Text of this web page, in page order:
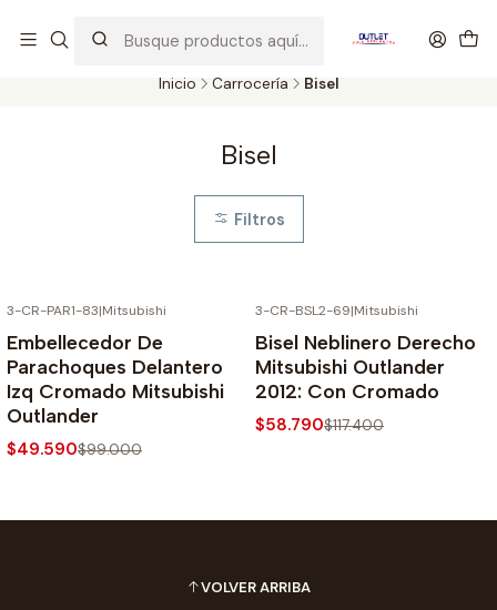
probados con altos estándares de calidad.
Inicio Carrocería Bisel
Bisel
Filtros
3-CR-PAR1-83|Mitsubishi
Embellecedor De
Parachoques Delantero
Izq Cromado Mitsubishi
Outlander
$49.590$99.000
3-CR-BSL2-69|Mitsubishi
Bisel Neblinero Derecho
Mitsubishi Outlander
2012: Con Cromado
$58.790$117.400
VOLVER ARRIBA